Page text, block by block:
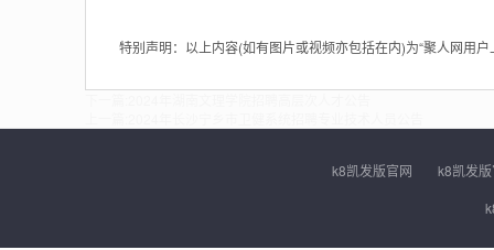
特别声明：以上内容(如有图片或视频亦包括在内)为“聚人网用
k8凯发版官网
k8凯发